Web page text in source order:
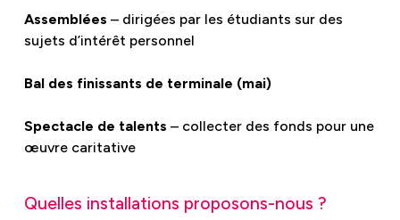
Assemblées – dirigées par les étudiants sur des
sujets d’intérêt personnel
Bal des finissants de terminale (mai)
Spectacle de talents – collecter des fonds pour une
œuvre caritative
Quelles installations proposons-nous ?